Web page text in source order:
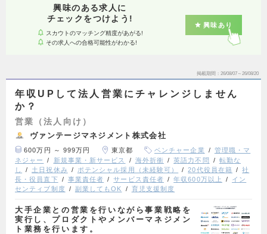
興味のある求人に
チェックをつけよう!
スカウトのマッチング精度があがる!
その求人への合格可能性がわかる!
興味あり
掲載期間 26/08/07～26/08/20
年収UPして法人営業にチャレンジしません
か？
営業（法人向け）
ヴァンテージマネジメント株式会社
600万円 ～ 999万円 東京都 ベンチャー企業
管理職・マ
ネジャー
新規事業・新サービス 海外折衝 英語力不問
転勤な
し
土日祝休み ポテンシャル採用（未経験可） 20代役員在籍
社
長・役員直下
事業責任者 サービス責任者 年収600万以上
イン
センティブ制度
副業してもOK 育児支援制度
大手企業との営業を行いながら事業戦略を
実行し、プロダクトやメンバーマネジメン
ト業務を行います。